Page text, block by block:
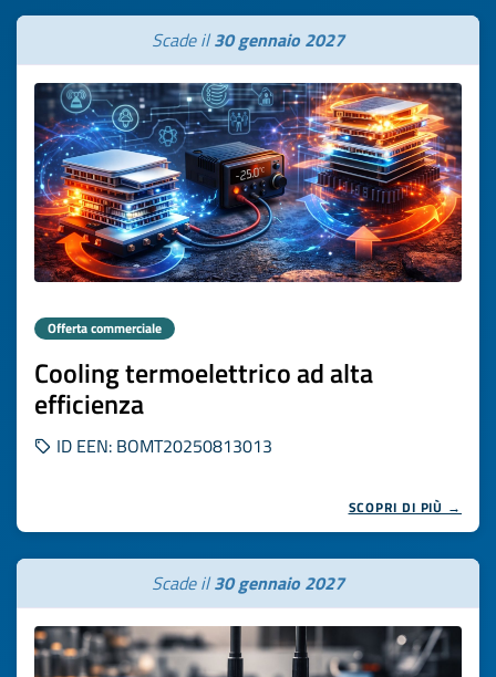
Scade il30 gennaio 2027
Offerta commerciale
Cooling termoelettrico ad alta
efficienza
ID EEN: BOMT20250813013
SCOPRI DI PIÙ →
Scade il30 gennaio 2027